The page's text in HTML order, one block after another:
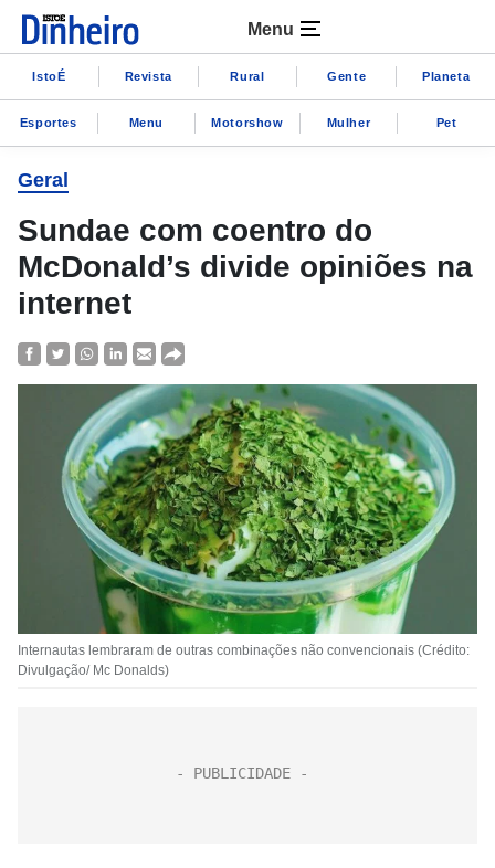
Menu
IstoÉ Revista Rural Gente Planeta
Esportes Menu Motorshow Mulher Pet
Geral
Sundae com coentro do
McDonald’s divide opiniões na
internet
Internautas lembraram de outras combinações não convencionais (Crédito:
Divulgação/ Mc Donalds)